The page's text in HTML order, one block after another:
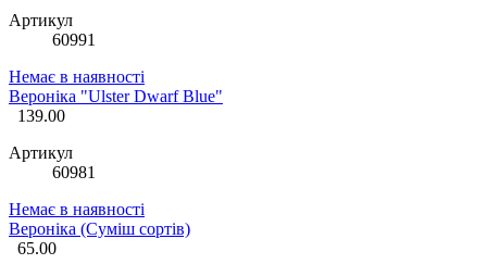
Артикул
60991
Немає в наявності
Вероніка "Ulster Dwarf Blue"
139.00
Артикул
60981
Немає в наявності
Вероніка (Суміш сортів)
65.00